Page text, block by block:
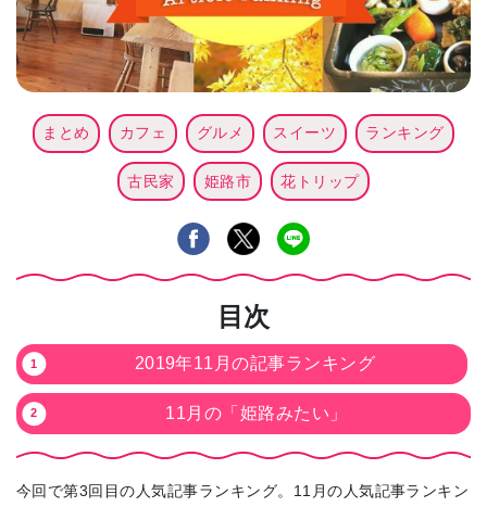
まとめ カフェ グルメ スイーツ ランキング
古民家 姫路市 花トリップ
目次
2019年11月の記事ランキング
11月の「姫路みたい」
今回で第3回目の人気記事ランキング。11月の人気記事ランキン